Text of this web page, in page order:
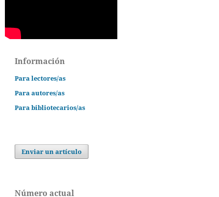
Información
Para lectores/as
Para autores/as
Para bibliotecarios/as
Enviar un artículo
Número actual